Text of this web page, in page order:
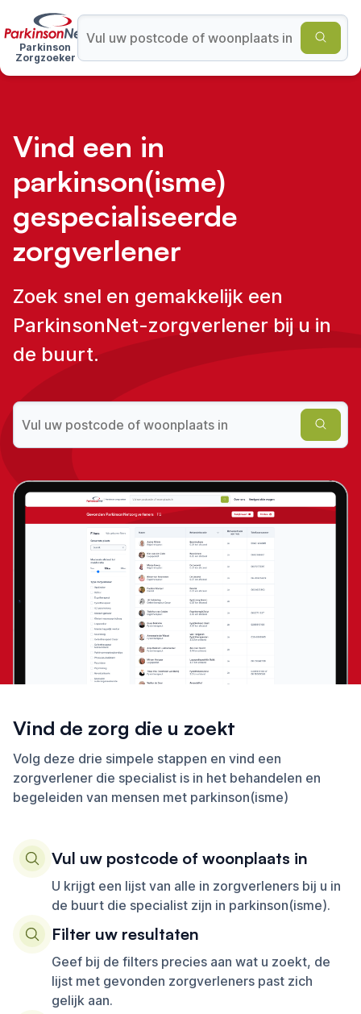
Parkinson
Zorgzoeker
Vind een in
parkinson(isme)
gespecialiseerde
zorgverlener
Zoek snel en gemakkelijk een
ParkinsonNet-zorgverlener bij u in
de buurt.
Vind de zorg die u zoekt
Volg deze drie simpele stappen en vind een
zorgverlener die specialist is in het behandelen en
begeleiden van mensen met parkinson(isme)
Vul uw postcode of woonplaats in
U krijgt een lijst van alle in zorgverleners bij u in
de buurt die specialist zijn in parkinson(isme).
Filter uw resultaten
Geef bij de filters precies aan wat u zoekt, de
lijst met gevonden zorgverleners past zich
gelijk aan.